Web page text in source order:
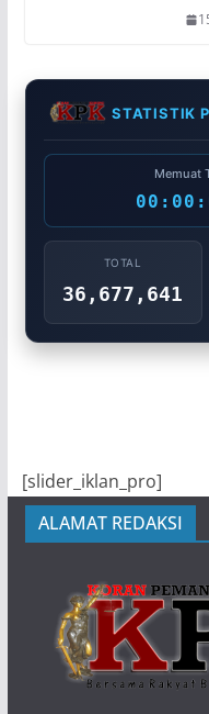
STATISTIK
Memuat
TOTAL
36,677,641
[slider_iklan_pro]
ALAMAT REDAKSI